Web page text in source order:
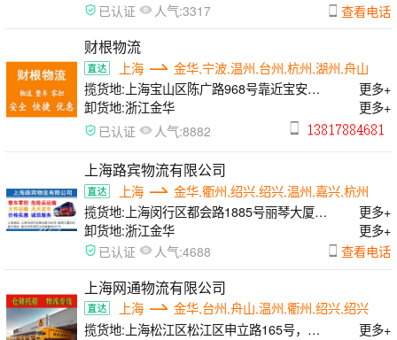
已认证 人气:3317 查看电话
财根物流
上海
金华,宁波,温州,台州,杭州,湖州,舟山
揽货地: 上海宝山区陈广路968号靠近宝安公
路
更多+
卸货地:浙江金华 更多+
已认证 人气:8882
上海路宾物流有限公司
上海
金华,衢州,绍兴,绍兴,温州,嘉兴,杭州
揽货地: 上海闵行区都会路1885号丽琴大厦
508
更多+
卸货地:浙江金华 更多+
已认证 人气:4688 查看电话
上海网通物流有限公司
上海
金华,台州,舟山,温州,衢州,绍兴,绍兴
揽货地: 上海松江区松江区申立路165号，闵
更多+